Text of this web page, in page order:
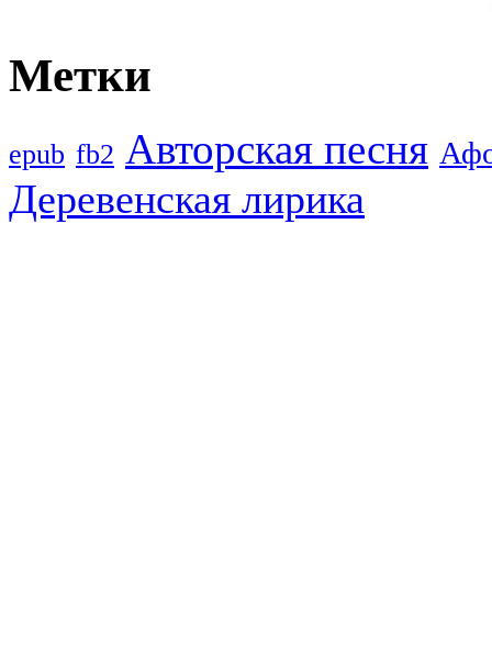
Метки
epub fb2 Авторская песня
Деревенская лирика